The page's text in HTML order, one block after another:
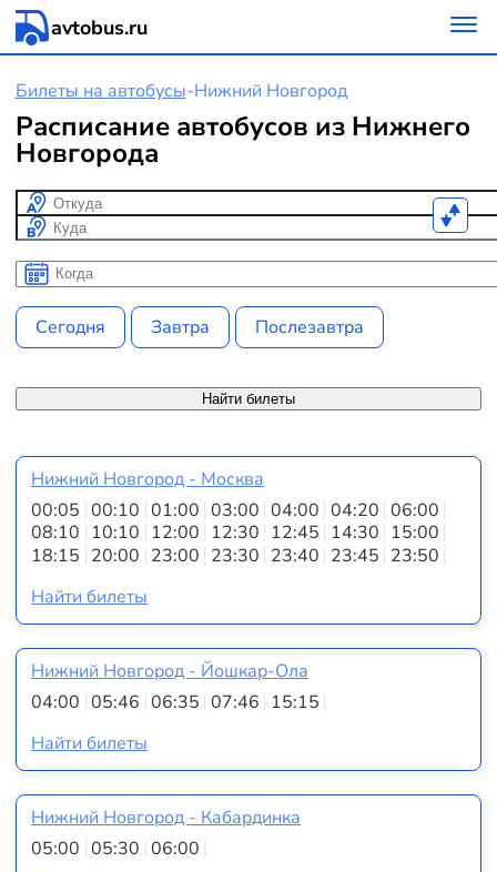
avtobus.ru
Билеты на автобусы-Нижний Новгород
Расписание автобусов из Нижнего
Новгорода
Откуда
Куда
Когда
Когда
Сегодня Завтра Послезавтра
Найти билеты
Нижний Новгород - Москва
00:05 00:10 01:00 03:00 04:00 04:20 06:00
08:10 10:10 12:00 12:30 12:45 14:30 15:00
18:15 20:00 23:00 23:30 23:40 23:45 23:50
Найти билеты
Нижний Новгород - Йошкар-Ола
04:00 05:46 06:35 07:46 15:15
Найти билеты
Нижний Новгород - Кабардинка
05:00 05:30 06:00